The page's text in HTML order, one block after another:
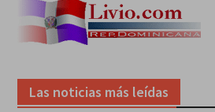
Las noticias más leídas